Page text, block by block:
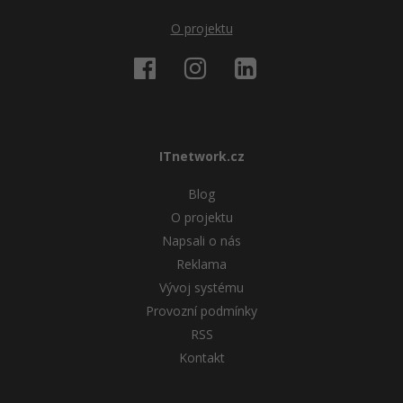
Kybernetická bezpečnost
Elektronický podpis
O projektu
ITnetwork.cz
Blog
O projektu
Napsali o nás
Reklama
Vývoj systému
Provozní podmínky
RSS
Kontakt